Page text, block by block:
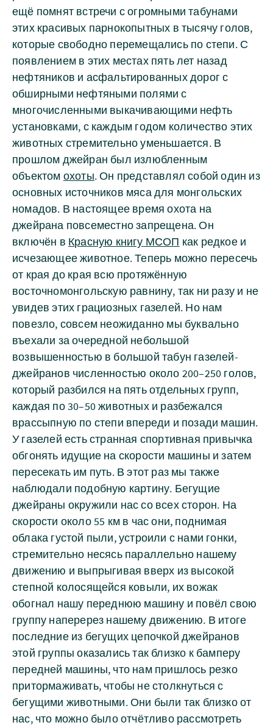
ещё помнят встречи с огромными табунами
этих красивых парнокопытных в тысячу голов,
которые свободно перемещались по степи. С
появлением в этих местах пять лет назад
нефтяников и асфальтированных дорог с
обширными нефтяными полями с
многочисленными выкачивающими нефть
установками, с каждым годом количество этих
животных стремительно уменьшается. В
прошлом джейран был излюбленным
объектом охоты. Он представлял собой один из
основных источников мяса для монгольских
номадов. В настоящее время охота на
джейрана повсеместно запрещена. Он
включён в Красную книгу МСОП как редкое и
исчезающее животное. Теперь можно пересечь
от края до края всю протяжённую
восточномонгольскую равнину, так ни разу и не
увидев этих грациозных газелей. Но нам
повезло, совсем неожиданно мы буквально
въехали за очередной небольшой
возвышенностью в большой табун газелей-
джейранов численностью около 200–250 голов,
который разбился на пять отдельных групп,
каждая по 30–50 животных и разбежался
врассыпную по степи впереди и позади машин.
У газелей есть странная спортивная привычка
обгонять идущие на скорости машины и затем
пересекать им путь. В этот раз мы также
наблюдали подобную картину. Бегущие
джейраны окружили нас со всех сторон. На
скорости около 55 км в час они, поднимая
облака густой пыли, устроили с нами гонки,
стремительно несясь параллельно нашему
движению и выпрыгивая вверх из высокой
степной колосящейся ковыли, их вожак
обогнал нашу переднюю машину и повёл свою
группу наперерез нашему движению. В итоге
последние из бегущих цепочкой джейранов
этой группы оказались так близко к бамперу
передней машины, что нам пришлось резко
притормаживать, чтобы не столкнуться с
бегущими животными. Они были так близко от
нас, что можно было отчётливо рассмотреть